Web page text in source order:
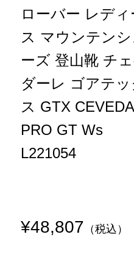
ローバー レディ
ス マウンテン
ーズ 登山靴 チ
ダーレ ゴアテ
ス GTX
PRO GT Ws
L221054
¥48,807 （税込）